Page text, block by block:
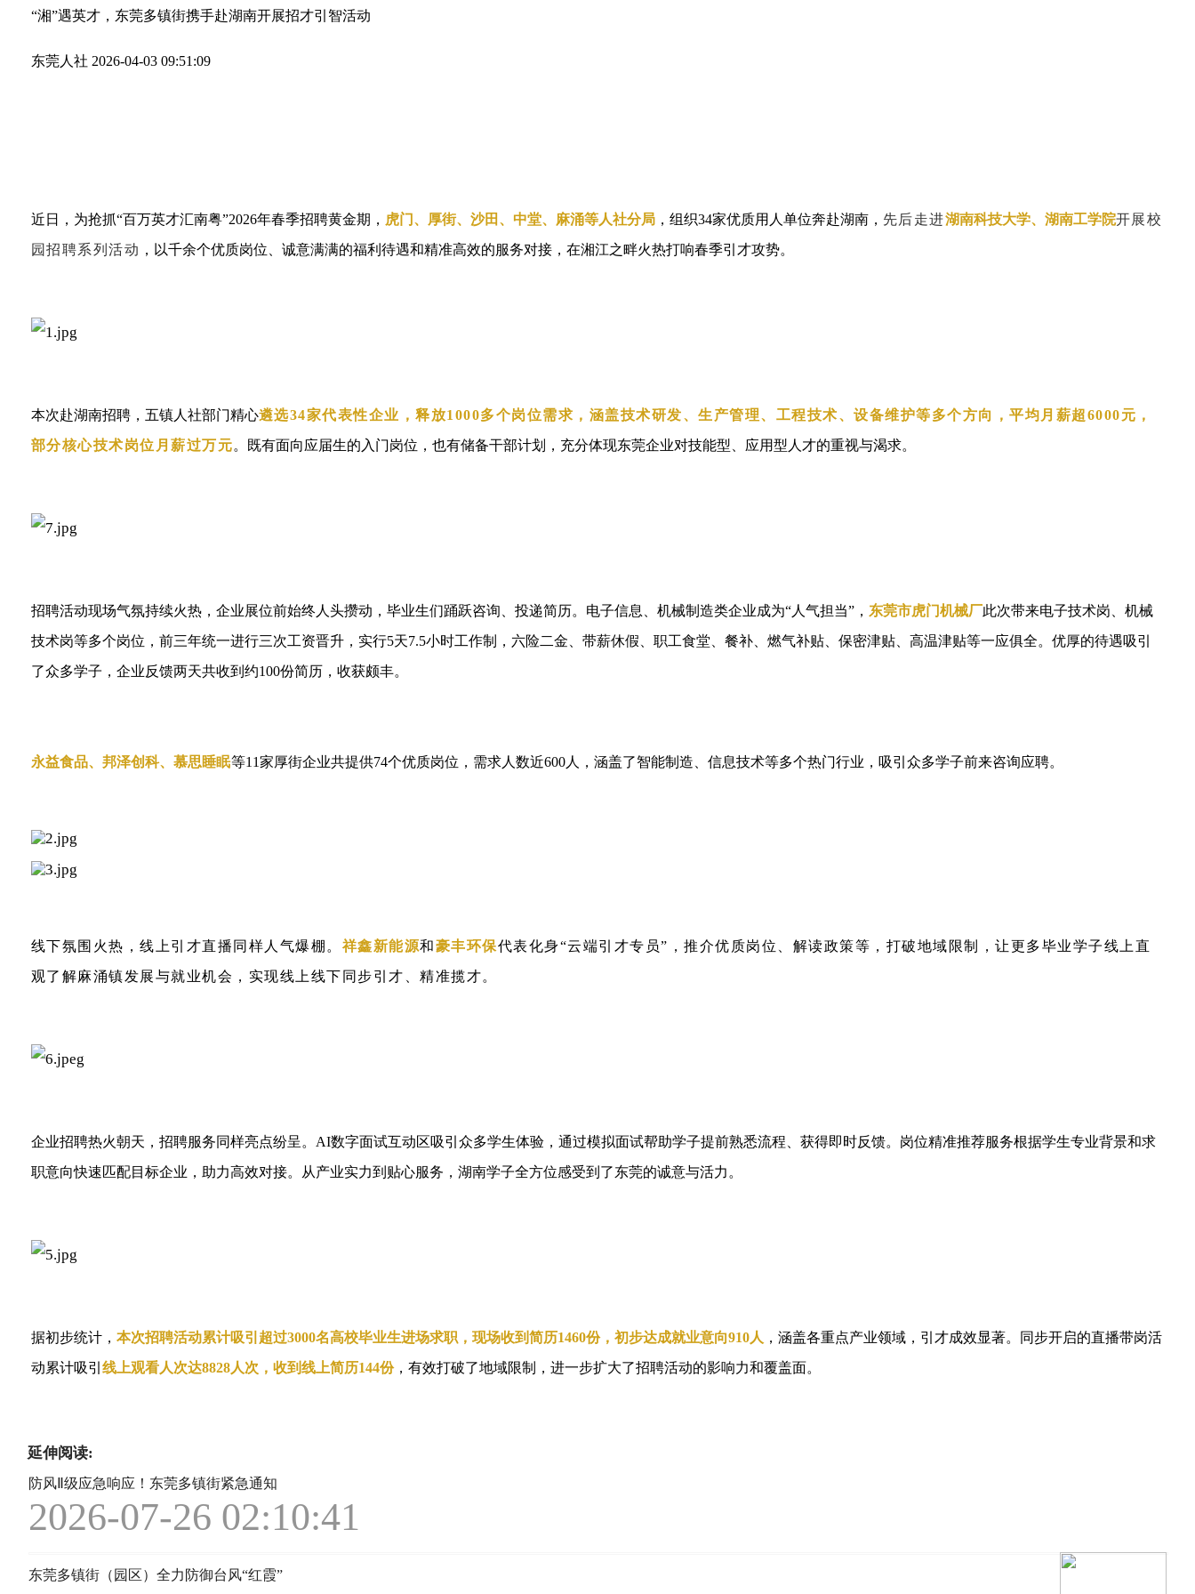
“湘”遇英才，东莞多镇街携手赴湖南开展招才引智活动
东莞人社 2026-04-03 09:51:09
近日，为抢抓“百万英才汇南粤”2026年春季招聘黄金期， 虎门、厚街、沙田、中堂、麻涌等人社分局，组织34家优质用人单位奔赴湖南， 先后走进湖南科技大学、湖南工学院开展校
园招聘系列活动 ，以千余个优质岗位、诚意满满的福利待遇和精准高效的服务对接，在湘江之畔火热打响春季引才攻势。
本次赴湖南招聘，五镇人社部门精心遴选34家代表性企业，释放1000多个岗位需求，涵盖技术研发、生产管理、工程技术、设备维护等多个方向，平均月薪超6000元 ，
部分核心技术岗位月薪过万元。既有面向应届生的入门岗位，也有储备干部计划，充分体现东莞企业对技能型、应用型人才的重视与渴求。
招聘活动现场气氛持续火热，企业展位前始终人头攒动，毕业生们踊跃咨询、投递简历。电子信息、机械制造类企业成为“人气担当”， 东莞市虎门机械厂此次带来电子技术岗、机械
技术岗等多个岗位，前三年统一进行三次工资晋升，实行5天7.5小时工作制， 六险二金 、带薪休假、职工食堂、餐补、燃气补贴、保密津贴、高温津贴等一应俱全。优厚的待遇吸引
了众多学子，企业反馈两天共收到约100份简历，收获颇丰。
永益食品、邦泽创科、慕思睡眠等11家厚街企业共提供74个优质岗位，需求人数近600人，涵盖了智能制造、信息技术等多个热门行业，吸引众多学子前来咨询应聘。
线下氛围火热，线上引才直播同样人气爆棚。祥鑫新能源和豪丰环保代表化身“云端引才专员”，推介优质岗位、解读政策等，打破地域限制，让更多毕业学子线上直
观了解麻涌镇发展与就业机会，实现线上线下同步引才、精准揽才。
企业招聘热火朝天，招聘服务同样亮点纷呈。AI数字面试互动区吸引众多学生体验，通过模拟面试帮助学子提前熟悉流程、获得即时反馈。岗位精准推荐服务根据学生专业背景和求
职意向快速匹配目标企业，助力高效对接。从产业实力到贴心服务，湖南学子全方位感受到了东莞的诚意与活力。
据初步统计， 本次招聘活动累计吸引超过3000名高校毕业生进场求职，现场收到简历1460份，初步达成就业意向910人 ，涵盖各重点产业领域，引才成效显著。同步开启的直播带岗活
动累计吸引 线上观看人次达8828人次，收到线上简历144份，有效打破了地域限制，进一步扩大了招聘活动的影响力和覆盖面。
延伸阅读:
防风Ⅱ级应急响应！东莞多镇街紧急通知
2026-07-26 02:10:41
东莞多镇街（园区）全力防御台风“红霞”